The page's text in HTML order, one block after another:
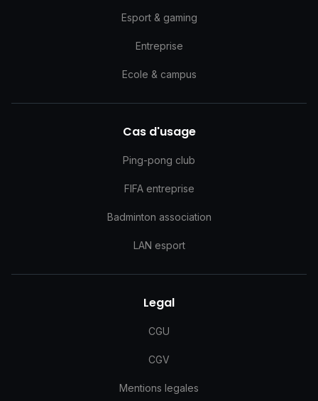
Esport & gaming
Entreprise
Ecole & campus
Cas d'usage
Ping-pong club
FIFA entreprise
Badminton association
LAN esport
Legal
CGU
CGV
Mentions legales